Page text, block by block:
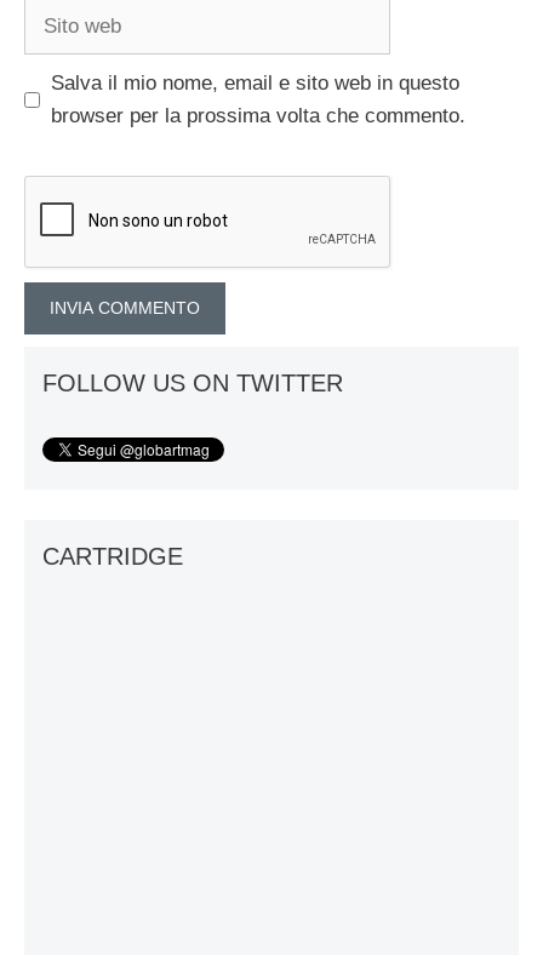
Sito
Salva il mio nome, email e sito web in questo
browser per la prossima volta che commento.
FOLLOW US ON TWITTER
CARTRIDGE